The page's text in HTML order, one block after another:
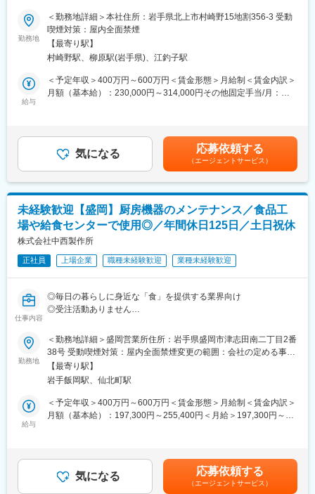
～九州が多く、商談等で世界各国へ出張対応があります。
◇2022年4月に韓国支店を立ち上げており、海外の営業拠点とな
っております。韓国支店での研修も予定しております。
◇渡航先はその時の状況にもよりますが、アメリカや韓国、ベト
■研修：
き、徐々に一人前を目指してもらいます。
■組織構成：
営業本部は15名、部長、部長代理各1名、担当部長1名、課長1
名、係長2名、他で構成されております。
■組織の特徴：
・自社ブランド製品の設計、製造で自ら決めていける楽しさがあ
ります。
・大きな会社では無い分、社内で安全活動（班活動）があり、全
変更の範囲：無
自動制御装置メーカーの当社にて営業職をお任せします。
■業務内容：
・生産設備及び治工具販売の営業
・機械加工及び精密板金加工の営業と生産管理
■期待する役割：
将来的には営業部門の中核を担っていただきたいと思っていま
■その他魅力情報：
・岩手県移住支援事業 対象企業です。
の対話を通し巧みな技能・技術で社会貢献を目指すと共に、日本
のものづくりをサポートする技術集団の会社です。設備導入先は
自動車関連を中心に、フューエルタンク自動注入装置（顧客共同
開発にて特許取得）、トレサビリティ管理システム、車載用カメ
ライン、医療器機器の組立設備等、実績業界は多岐に渡ります。
生産設備開発に重要なことは最先端の技術を常に習得し反映する
と現場の間に立ち、それぞれの考えを考慮し、機能性と安全性に
優れた生産設備を提供することだと考えています。
当社は「Communication＆Technical Skill」をモットーに、顧客と
の対話を通し巧みな技能・技術で社会貢献を目指すと共に、日本
のものづくりをサポートする技術集団の会社です。設備導入先は
自動車関連を中心に、フューエルタンク自動注入装置（顧客共同
ラ検査装置、レンズ成形機、また住宅建材メーカーの加工、梱包
ライン、医療器機器の組立設備等、実績業界は多岐に渡ります。
優れた生産設備を提供することだと考えています。
勤務地
＜勤務地詳細＞本社住所：岩手県北上市村崎野15地割356-3 受動
喫煙対策：屋内全面禁煙
【最寄り駅】
村崎野駅、柳原駅(岩手県)、江釣子駅
給与
＜予定年収＞400万円～600万円＜賃金形態＞月給制＜賃金内訳＞
月額（基本給）：230,000円～314,000円その他固定手当/月：
年間で不支給実績は無し※業績により4月・9月（2019年実績 4
月/基本給×0.5 9月/20万~100万）■その他固定手当：職能手当2
～5万／能率手当2～3.6万賃金はあくまでも目安の金額であり、選
考を通じて上下する可能性があります。月給(月額)は固定手当を含
めた表記です。
気になる 応募依頼する
（エージェントサービス）
未経験歓迎【盛岡】厨房機器のメンテナンス／食品工
場や給食センターで使用◎／年間休日125日／土日祝休
株式会社中西製作所
正社員 上場企業 職種未経験歓迎 業種未経験歓迎
仕事内容
◎毎日の暮らしに身近な「食」を提供する業界向け
◎受注活動ありません
◎マクドナルドやドミノ・ピザなど外食分野でも強みをもつ総合
厨房機器メーカー
■仕事内容：
食品工場または小中学校の給食室や給食センターにある厨房機器
（各種調理機器、加熱・冷却機器、炊飯機器、消毒機器ほか）の
試運転・調整・メンテナンス業務をお任せします。
報告書・伝票作成などの内勤業務や、下請けへの修理指示などの
■働き方：
・離職率は5％程度、平均勤続年数12.2年と長く腰を据えて働く社
員が多い環境です。
勤務地
＜勤務地詳細＞盛岡営業所住所：岩手県盛岡市津志田南二丁目2番
38号 受動喫煙対策：屋内全面禁煙変更の範囲：会社の定める事業
所【最寄り駅】
岩手飯岡駅、仙北町駅
給与
＜予定年収＞400万円～600万円＜賃金形態＞月給制＜賃金内訳＞
月額（基本給）：197,300円～255,400円＜月給＞197,300円～
月）※2024年度実績：4.0ヶ月賃金はあくまでも目安の金額であ
り、選考を通じて上下する可能性があります。月給(月額)は固定手
気になる 応募依頼する
（エージェントサービス）